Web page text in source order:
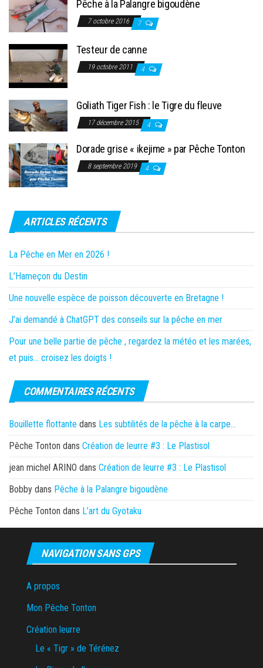
Pêche à la Palangre bigoudène
7 octobre 2016 7
Testeur de canne
19 octobre 2011 4
Goliath Tiger Fish : le Tigre du fleuve
17 décembre 2015 4
Dorade grise « ikejime » par Pêche Tonton
8 septembre 2019 4
ARTICLES RÉCENTS
La Pêche en Mer en 2026 !
L’Hameçon du Destin
Une nouvelle espèce de poisson découverte en Bretagne !
J’ai demandé à ChatGPT des conseils sur la pêche en mer
Pour une belle partie de pêche , regardez la météo et les marées,
et puis… croisez les doigts !
COMMENTAIRES RÉCENTS
Bouillette flottante dans Les subtilités de la pêche à la carpe…
Pêche Tonton dans Création de leurre #3 : Le Plastisol
jean michel ARINO dans Création de leurre #3 : Le Plastisol
Bobby dans Pêche à la Palangre bigoudène
Pêche Tonton dans L’art du Gyotaku
NAVIGATION SANS GPS
A propos
Mon Pêche Tonton
Création leurre
Le « Tigr » de Térénez